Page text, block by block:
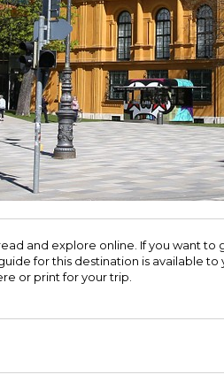
and explore online. If you want to
for this destination is available to
or print for your trip.​